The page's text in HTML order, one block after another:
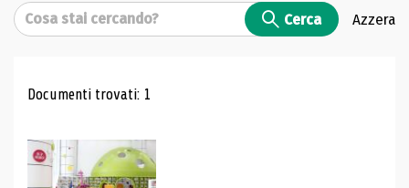
Cerca Cerca Azzera
Risultati di ricerca
Documenti trovati: 1